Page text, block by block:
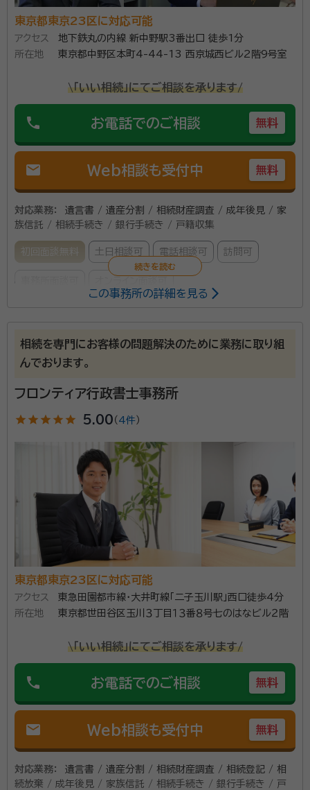
法学部卒。
事務所口コミ（抜粋）：
account_circle 満足度 5.0
ご利用時期：2024/2
面談の感想
契約後の感想
書士事務所のほか、青山REAX行政書士事務所、青山
動産鑑定部、青山REAX法律事務所が同じビルのフロア
相続発生後の各種手続き、不動産の価値の査定及び有
効活用について、お気軽にご相談ください。 初回相談
は無料で一都三県より、不動産については全国各地の
資格等：司法書士、行政書士、不動産鑑定士、土地家屋調査士、弁護
士
東京司法書士会、東京都行政書士会、東京土地家屋調査
士会、東京都不動産鑑定士協会、東京第二弁護士会
東京都東京23区に対応可能
アクセス
地下鉄丸の内線 新中野駅3番出口 徒歩1分
所在地
東京都中野区本町4-44-13 西京城西ビル2階9号室
\「いい相続」にてご相談を承ります/
phone お電話でのご相談 無料
mail Web相談も受付中 無料
対応業務：
遺言書 / 遺産分割 / 相続財産調査 / 成年後見 / 家
族信託 / 相続手続き / 銀行手続き / 戸籍収集
初回面談無料 土日相談可 電話相談可 訪問可
湯川 まさゆき 行政書士
事務所口コミ（抜粋）：
account_circle 満足度 5.0
ご利用時期：2026/2
面談の感想
限れたスケジュール内にも関わらず、迅速に対応頂いた。
「相続が発生したけれども、手続きが分からない」「遺言
書ってどうやって作ればいいの？ 」「認知症対策として
後見と家族信託の違いがわからない」など、はじめて直
面する家庭のお悩みに対し、実務家として丁寧にわかり
やすく解決までをサポートすることが、当事務所の役目
です。 特に、相続・遺言は、法律や専門用語など身近で
はないことが多いため、ご理解いただけるようわかりや
行政書士
所属団体： 東京都行政書士会
この事務所の詳細を見る
相続を専門にお客様の問題解決のために業務に取り組
んでおります。
フロンティア行政書士事務所
star star star star star 5.00 （ 4件）
東京都東京23区に対応可能
アクセス
東急田園都市線・大井町線「二子玉川駅」西口徒歩4分
所在地
東京都世田谷区玉川３丁目１３番８号七のはなビル２階
\「いい相続」にてご相談を承ります/
phone お電話でのご相談 無料
mail Web相談も受付中 無料
対応業務：
遺言書 / 遺産分割 / 相続財産調査 / 相続登記 / 相
続放棄 / 成年後見 / 家族信託 / 相続手続き / 銀行手続き / 戸